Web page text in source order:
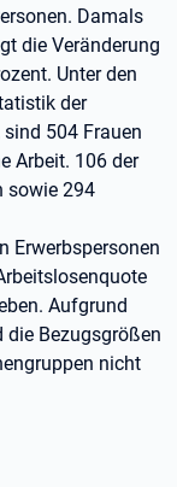
Damals
die Veränderung
Unter den
der
504 Frauen
Arbeit. 106 der
sowie 294
Erwerbspersonen
Aufgrund
die Bezugsgrößen
nicht